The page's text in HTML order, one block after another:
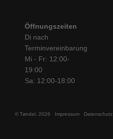
Öffnungszeiten
Di nach
Terminvereinbarung
Mi - Fr: 12:00-
19:00
Sa: 12:00-18:00
© Tøndel, 2026 Impressum Datenschutz